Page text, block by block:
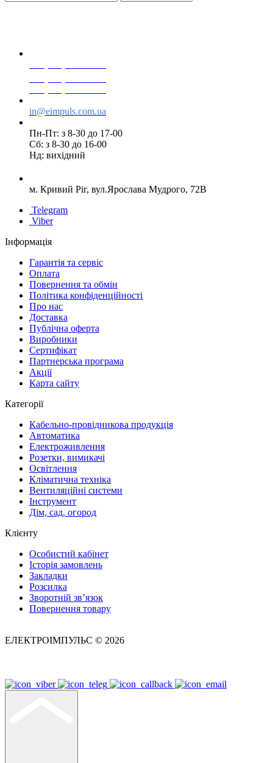
in@eimpuls.com.ua
Пн-Пт: з 8-30 до 17-00
Сб: з 8-30 до 16-00
Нд: вихідний
м. Кривий Ріг, вул.Ярослава Мудрого, 72В
Telegram
Viber
Інформація
Гарантія та сервіс
Оплата
Повернення та обмін
Політика конфіденційності
Про нас
Доставка
Публічна оферта
Виробники
Сертифікат
Партнерська програма
Акції
Карта сайту
Категорії
Кабельно-провідникова продукція
Автоматика
Електроживлення
Розетки, вимикачі
Освітлення
Кліматична техніка
Вентиляційні системи
Інструмент
Дім, сад, огород
Клієнту
Особистий кабінет
Історія замовлень
Закладки
Розсилка
Зворотній зв’язок
Повернення товару
ЕЛЕКТРОІМПУЛЬС © 2026